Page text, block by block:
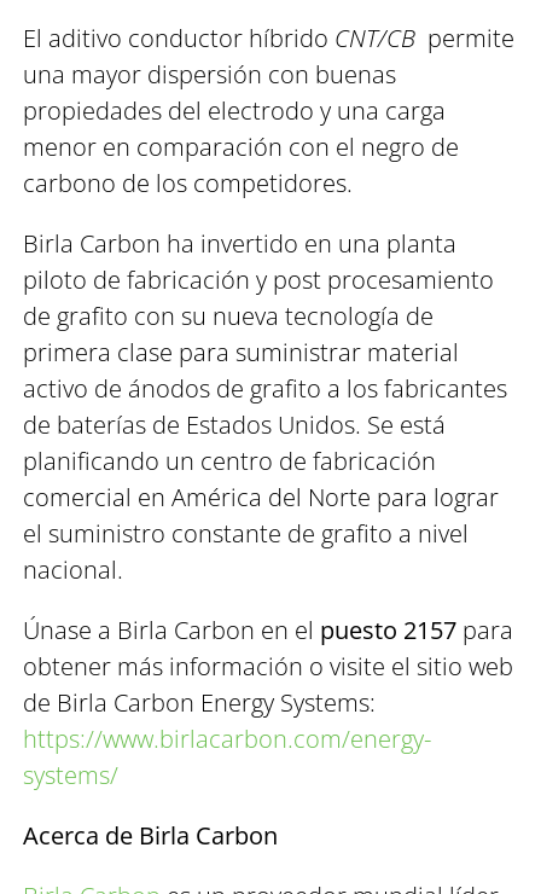
El aditivo conductor híbrido CNT/CB permite
una mayor dispersión con buenas
propiedades del electrodo y una carga
menor en comparación con el negro de
carbono de los competidores.
Birla Carbon ha invertido en una planta
piloto de fabricación y post procesamiento
de grafito con su nueva tecnología de
primera clase para suministrar material
activo de ánodos de grafito a los fabricantes
de baterías de Estados Unidos. Se está
planificando un centro de fabricación
comercial en América del Norte para lograr
el suministro constante de grafito a nivel
nacional.
Únase a Birla Carbon en el puesto 2157 para
obtener más información o visite el sitio web
de Birla Carbon Energy Systems:
https://www.birlacarbon.com/energy-
systems/
Acerca de Birla Carbon